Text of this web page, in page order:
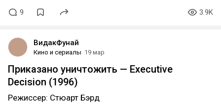
9 3.9K
ВидакФунай
Кино и сериалы 19 мар
Приказано уничтожить — Executive
Decision (1996)
Режиссер: Стюарт Бэрд